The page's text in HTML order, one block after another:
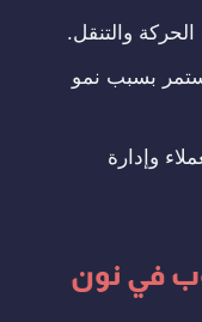
والتنقل.
بسبب نمو
وإدارة
في نون